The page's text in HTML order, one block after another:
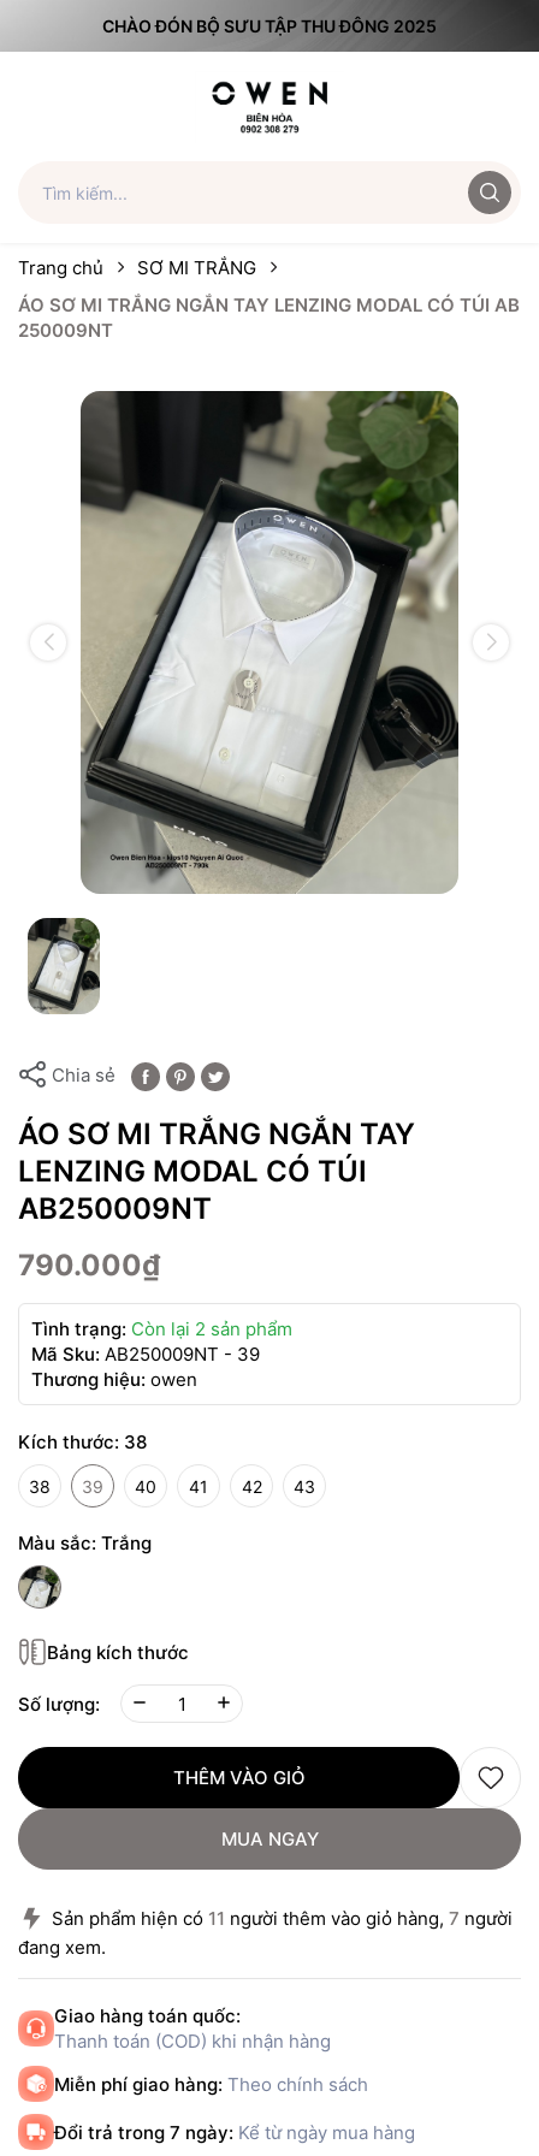
CHÀO ĐÓN BỘ SƯU TẬP THU ĐÔNG 2025
Trang chủ
SƠ MI TRẮNG
ÁO SƠ MI TRẮNG NGẮN TAY LENZING MODAL CÓ TÚI AB
250009NT
Chia sẻ
ÁO SƠ MI TRẮNG NGẮN TAY
LENZING MODAL CÓ TÚI
AB250009NT
790.000₫
Tình trạng: Còn lại 2 sản phẩm
Mã Sku: AB250009NT - 39
Thương hiệu: owen
Kích thước: 38
38 39 40 41 42 43
Màu sắc: Trắng
Bảng kích thước
Số lượng:
THÊM VÀO GIỎ
MUA NGAY
Sản phẩm hiện có 11 người thêm vào giỏ hàng, 7 người
đang xem.
Giao hàng toán quốc:
Thanh toán (COD) khi nhận hàng
Miễn phí giao hàng: Theo chính sách
Đổi trả trong 7 ngày: Kể từ ngày mua hàng